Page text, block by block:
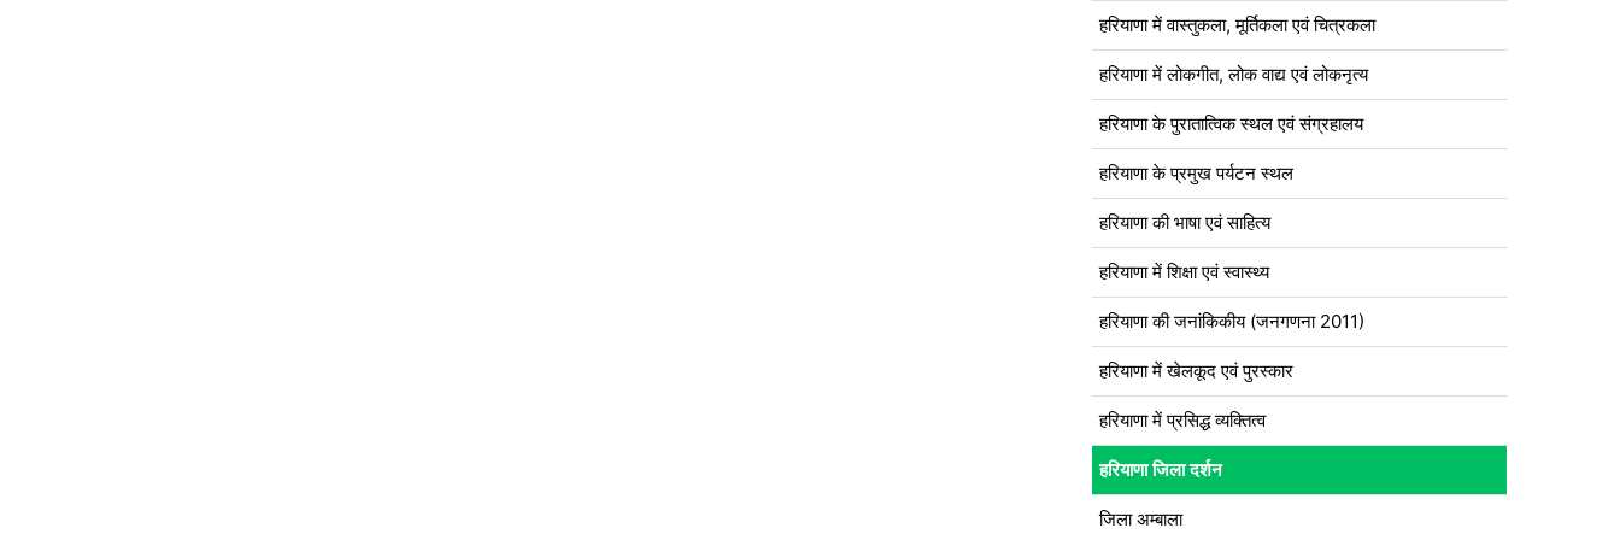
हरियाणा में वास्तुकला, मूर्तिकला एवं चित्रकला
हरियाणा में लोकगीत, लोक वाद्य एवं लोकनृत्य
हरियाणा के पुरातात्विक स्थल एवं संग्रहालय
हरियाणा के प्रमुख पर्यटन स्थल
हरियाणा की भाषा एवं साहित्य
हरियाणा में शिक्षा एवं स्वास्थ्य
हरियाणा की जनांकिकीय (जनगणना 2011)
हरियाणा में खेलकूद एवं पुरस्कार
हरियाणा में प्रसिद्ध व्यक्तित्व
हरियाणा जिला दर्शन
जिला अम्बाला